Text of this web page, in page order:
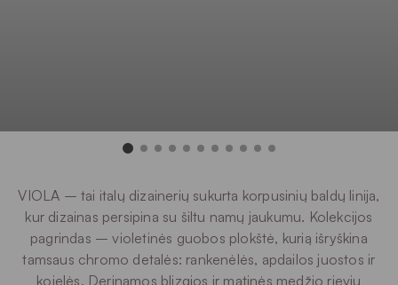
VIOLA – tai italų dizainerių sukurta korpusinių baldų linija,
kur dizainas persipina su šiltu namų jaukumu. Kolekcijos
pagrindas – violetinės guobos plokštė, kurią išryškina
tamsaus chromo detalės: rankenėlės, apdailos juostos ir
kojelės. Derinamos blizgios ir matinės medžio rievių